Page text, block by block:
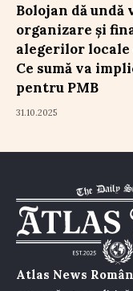
Bolojan dă undă
organizare și
alegerilor locale
Ce sumă va
pentru PMB
31.10.2025
Atlas News